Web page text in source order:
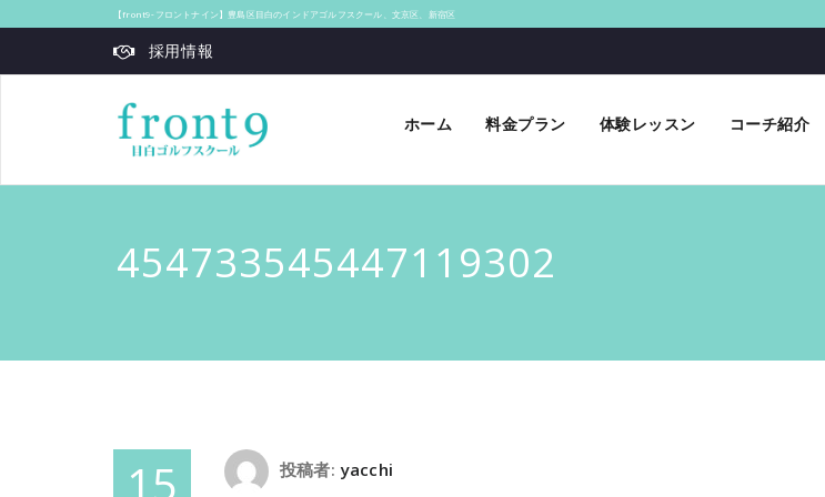
【front9‐フロントナイン】豊島区目白のインドアゴルフスクール、文京区、新宿区
採用情報
ホーム 料金プラン 体験レッスン コーチ紹介
454733545447119302
15 投稿者: yacchi